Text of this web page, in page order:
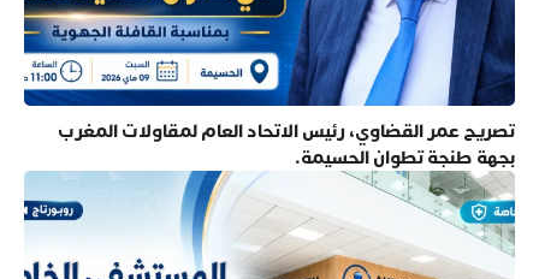
تصريح عمر القضاوي، رئيس الاتحاد العام لمقاولات المغرب
بجهة طنجة تطوان الحسيمة.